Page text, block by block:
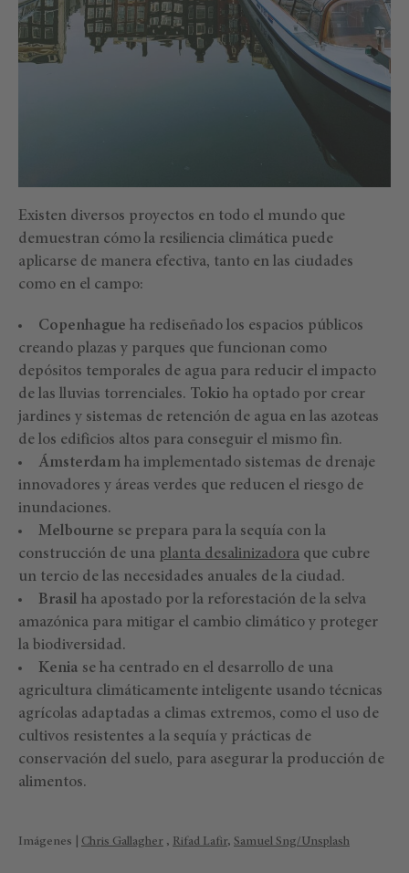
Existen diversos proyectos en todo el mundo que
demuestran cómo la resiliencia climática puede
aplicarse de manera efectiva, tanto en las ciudades
como en el campo:
Copenhague ha rediseñado los espacios públicos
creando plazas y parques que funcionan como
depósitos temporales de agua para reducir el impacto
de las lluvias torrenciales. Tokio ha optado por crear
jardines y sistemas de retención de agua en las azoteas
de los edificios altos para conseguir el mismo fin.
Ámsterdam ha implementado sistemas de drenaje
innovadores y áreas verdes que reducen el riesgo de
inundaciones.
Melbourne se prepara para la sequía con la
construcción de una planta desalinizadora que cubre
un tercio de las necesidades anuales de la ciudad.
Brasil ha apostado por la reforestación de la selva
amazónica para mitigar el cambio climático y proteger
la biodiversidad.
Kenia se ha centrado en el desarrollo de una
agricultura climáticamente inteligente usando técnicas
agrícolas adaptadas a climas extremos, como el uso de
cultivos resistentes a la sequía y prácticas de
conservación del suelo, para asegurar la producción de
alimentos.
Imágenes | Chris Gallagher , Rifad Lafir, Samuel Sng/Unsplash